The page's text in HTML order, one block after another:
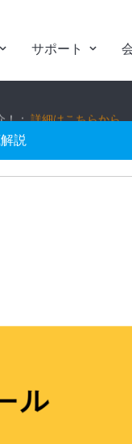
サポート
！：詳細はこちらから
説